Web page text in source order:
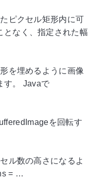
ピクセル矩形内に可
となく、指定された幅
を埋めるように画像
す。 Javaで
を回転す
ル数の高さになるよ
= …